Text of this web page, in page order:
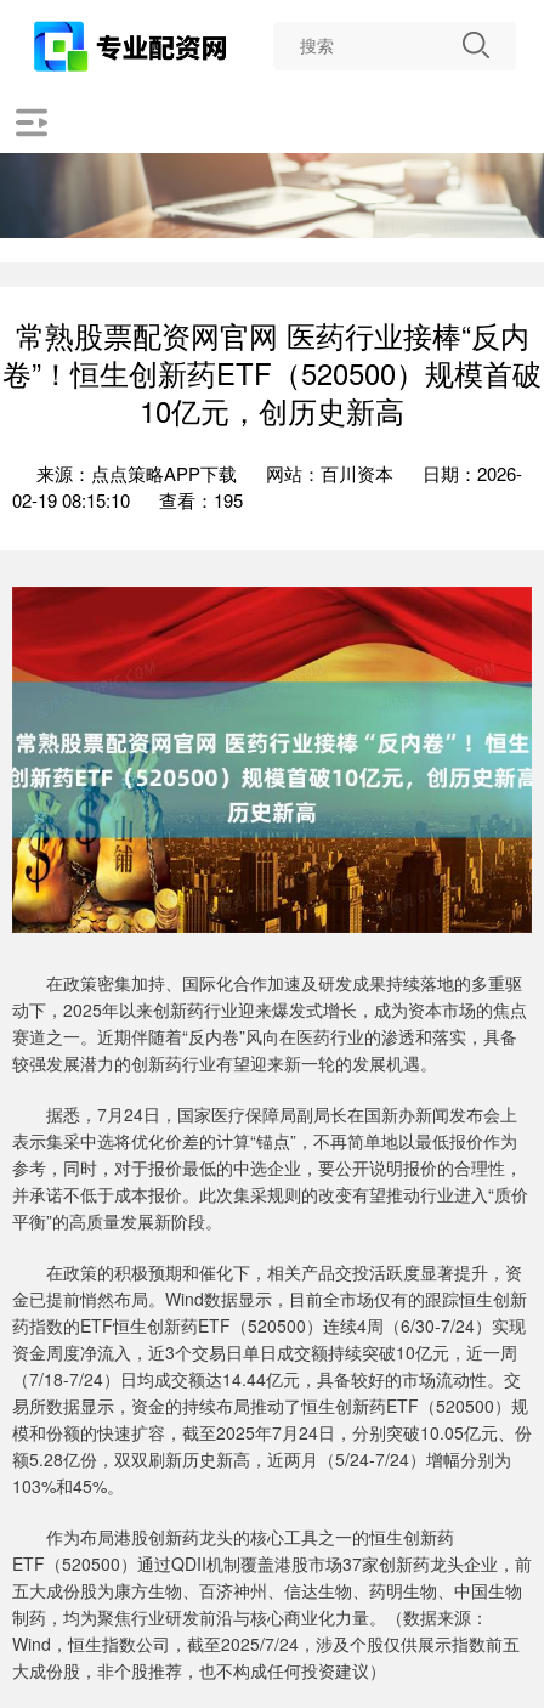
常熟股票配资网官网 医药行业接棒“反内
卷”！恒生创新药ETF（520500）规模首破
10亿元，创历史新高
来源：点点策略APP下载 网站：百川资本
日期：2026-
02-19 08:15:10
查看：195
在政策密集加持、国际化合作加速及研发成果持续落地的多重驱
动下，2025年以来创新药行业迎来爆发式增长，成为资本市场的焦点
赛道之一。近期伴随着“反内卷”风向在医药行业的渗透和落实，具备
较强发展潜力的创新药行业有望迎来新一轮的发展机遇。
据悉，7月24日，国家医疗保障局副局长在国新办新闻发布会上
表示集采中选将优化价差的计算“锚点”，不再简单地以最低报价作为
参考，同时，对于报价最低的中选企业，要公开说明报价的合理性，
并承诺不低于成本报价。此次集采规则的改变有望推动行业进入“质价
平衡”的高质量发展新阶段。
在政策的积极预期和催化下，相关产品交投活跃度显著提升，资
金已提前悄然布局。Wind数据显示，目前全市场仅有的跟踪恒生创新
药指数的ETF恒生创新药ETF（520500）连续4周（6/30-7/24）实现
资金周度净流入，近3个交易日单日成交额持续突破10亿元，近一周
（7/18-7/24）日均成交额达14.44亿元，具备较好的市场流动性。交
易所数据显示，资金的持续布局推动了恒生创新药ETF（520500）规
模和份额的快速扩容，截至2025年7月24日，分别突破10.05亿元、份
额5.28亿份，双双刷新历史新高，近两月（5/24-7/24）增幅分别为
103%和45%。
作为布局港股创新药龙头的核心工具之一的恒生创新药
ETF（520500）通过QDII机制覆盖港股市场37家创新药龙头企业，前
五大成份股为康方生物、百济神州、信达生物、药明生物、中国生物
制药，均为聚焦行业研发前沿与核心商业化力量。（数据来源：
Wind，恒生指数公司，截至2025/7/24，涉及个股仅供展示指数前五
大成份股，非个股推荐，也不构成任何投资建议）